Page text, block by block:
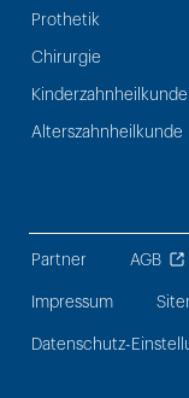
Prothetik
Chirurgie
Kinderzahnheilkunde
Alterszahnheilkunde
Partner AGB
Impressum
Datenschutz-